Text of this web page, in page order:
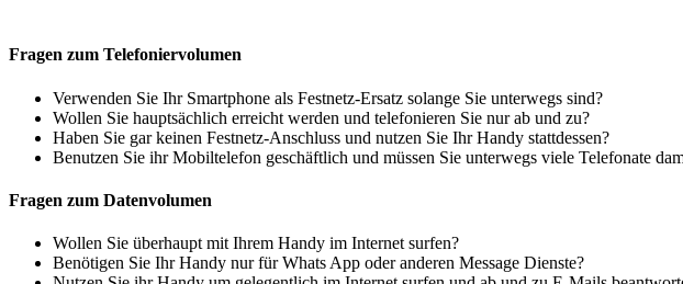
Fragen zum Telefoniervolumen
Verwenden Sie Ihr Smartphone als Festnetz-Ersatz solange Sie unterwegs sind?
Wollen Sie hauptsächlich erreicht werden und telefonieren Sie nur ab und zu?
Haben Sie gar keinen Festnetz-Anschluss und nutzen Sie Ihr Handy stattdessen?
Benutzen Sie ihr Mobiltelefon geschäftlich und müssen Sie unterwegs viele Telefonate
Fragen zum Datenvolumen
Wollen Sie überhaupt mit Ihrem Handy im Internet surfen?
Benötigen Sie Ihr Handy nur für Whats App oder anderen Message Dienste?